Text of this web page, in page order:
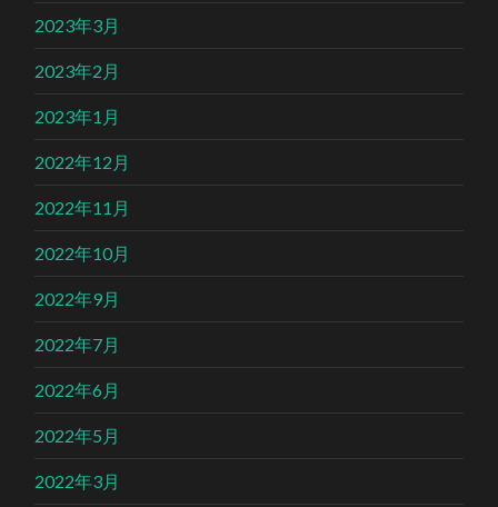
2023年3月
2023年2月
2023年1月
2022年12月
2022年11月
2022年10月
2022年9月
2022年7月
2022年6月
2022年5月
2022年3月